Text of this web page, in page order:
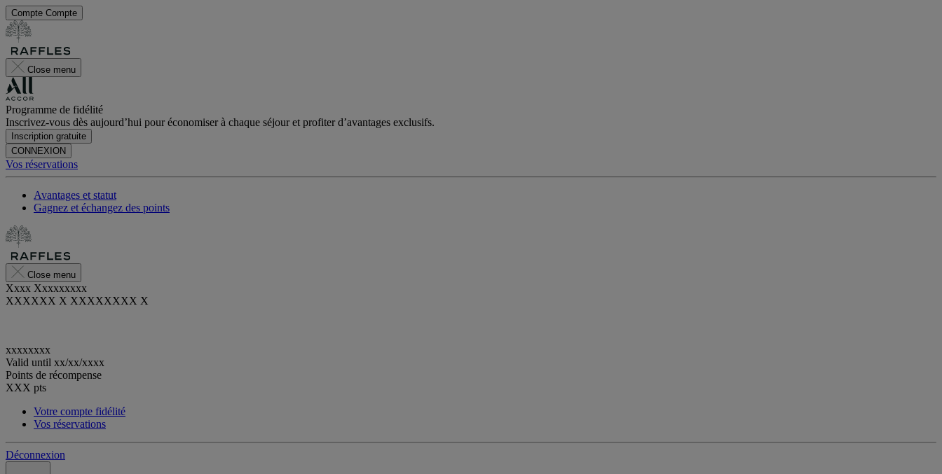
Compte Compte
Close menu
Programme de fidélité
Inscrivez-vous dès aujourd’hui pour économiser à chaque séjour et profiter d’avantages exclusifs.
Inscription gratuite
CONNEXION
Vos réservations
Avantages et statut
Gagnez et échangez des points
Close menu
Xxxx Xxxxxxxxx
XXXXXX X XXXXXXXX X
xxxxxxxx
Valid until xx/xx/xxxx
Points de récompense
XXX pts
Votre compte fidélité
Vos réservations
Déconnexion